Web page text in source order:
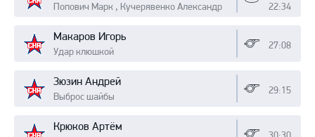
Попович Марк , Кучерявенко Александр 22:34
Макаров Игорь
Удар клюшкой
27:08
Зюзин Андрей
Выброс шайбы
29:15
Крюков Артём